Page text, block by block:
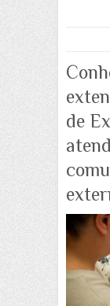
de